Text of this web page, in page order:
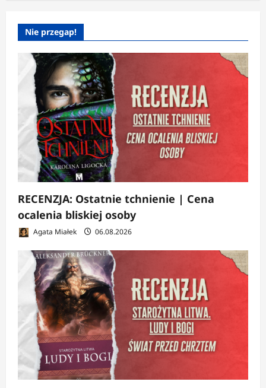
Nie przegap!
RECENZJA: Ostatnie tchnienie | Cena
ocalenia bliskiej osoby
Agata Miałek 06.08.2026